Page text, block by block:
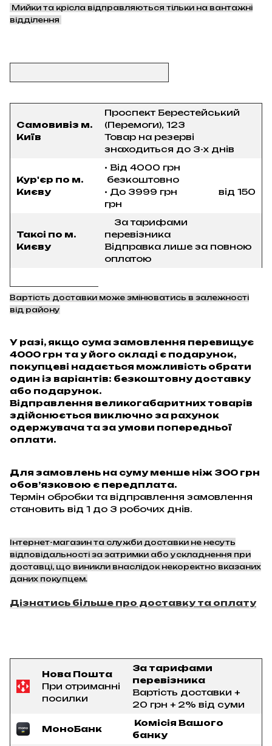
Мийки та крісла відправляються тільки на вантажні
відділення
Самовивіз м.
Київ
Проспект Берестейський
(Перемоги), 123
Товар на резерві
знаходиться до 3-х днів
Кур'єр по м.
Києву
• Від 4000 грн
безкоштовно
• До 3999 грн від 150
грн
Таксі по м.
Києву
За тарифами
перевізника
Відправка лише за повною
оплатою
Вартість доставки може змінюватись в залежності
від району
У разі, якщо сума замовлення перевищує
4000 грн та у його складі є подарунок,
покупцеві надається можливість обрати
один із варіантів: безкоштовну доставку
або подарунок.
Відправлення великогабаритних товарів
здійснюється виключно за рахунок
одержувача та за умови попередньої
оплати.
Для замовлень на суму менше ніж 300 грн
обов’язковою є передплата.
Термін обробки та відправлення замовлення
становить від 1 до 3 робочих днів.
Інтернет-магазин та служби доставки не несуть
відповідальності за затримки або ускладнення при
доставці, що виникли внаслідок некоректно вказаних
даних покупцем.
Дізнатись більше про доставку та оплату
Нова Пошта
При отриманні
посилки
За тарифами
перевізника
Вартість доставки +
20 грн + 2% від суми
МоноБанк
Комісія Вашого
банку